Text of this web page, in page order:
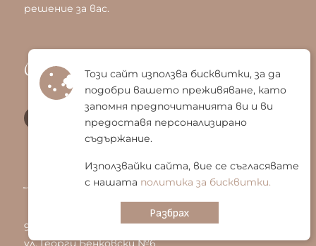
решение за вас.
Следвайте ни
Контакти
9700 Шумен
Този сайт използва бисквитки, за да
подобри вашето преживяване, като
запомня предпочитанията ви и ви
предоставя персонализирано
съдържание.
Използвайки сайта, вие се съгласявате
с нашата политика за бисквитки.
Разбрах